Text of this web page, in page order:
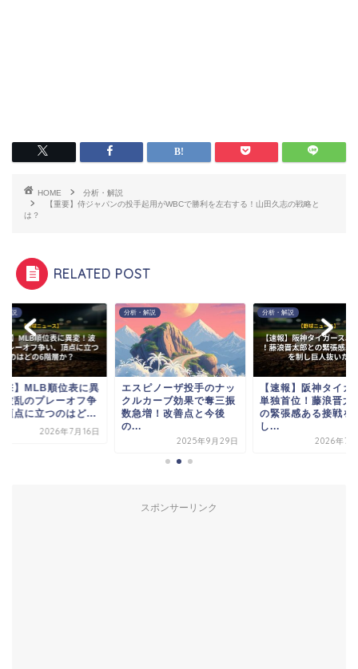
HOME
分析・解説
【重要】侍ジャパンの投手起用がWBCで勝利を左右する！山田久志の戦略と
は？
RELATED POST
解説
撃】MLB順位表に異
波乱のプレーオフ争
頂点に立つのはど...
2026年7月16日
分析・解説
エスピノーザ投手のナッ
クルカーブ効果で奪三振
数急増！改善点と今後
の...
2025年9月29日
分析・解説
【速報】阪神タイガ
単独首位！藤浪晋太
の緊張感ある接戦を
し...
2026年7
スポンサーリンク